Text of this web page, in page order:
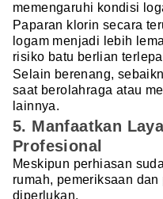
memengaruhi kondisi
Paparan klorin secara
logam menjadi lebih
risiko batu berlian
Selain berenang,
saat berolahraga atau
lainnya.
5. Manfaatkan
Profesional
Meskipun perhiasan
rumah, pemeriksaan
diperlukan.